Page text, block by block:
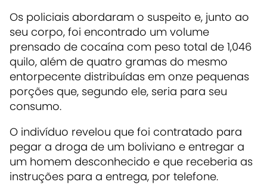
Os policiais abordaram o suspeito e, junto ao
seu corpo, foi encontrado um volume
prensado de cocaína com peso total de 1,046
quilo, além de quatro gramas do mesmo
entorpecente distribuídas em onze pequenas
porções que, segundo ele, seria para seu
consumo.
O indivíduo revelou que foi contratado para
pegar a droga de um boliviano e entregar a
um homem desconhecido e que receberia as
instruções para a entrega, por telefone.